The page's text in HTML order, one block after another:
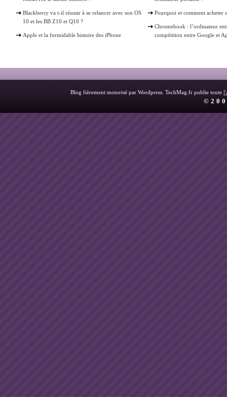
Blackberry va t-il réussir à se relancer avec son OS
10 et les BB Z10 et Q10 ?
Apple et la formidable histoire des iPhone
Pourquoi et comment acheter
Chromebook : l’ordinateur
compétition entre Google et
Blog fièrement motorisé par Wordpress. TechMag.fr publie toute